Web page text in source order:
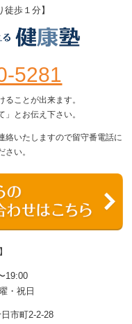
徒歩１分】
5281
ことが出来ます。
とお伝え下さい。
いたしますので留守番電話に
さい。
19:00
・祝日
市町2-2-28